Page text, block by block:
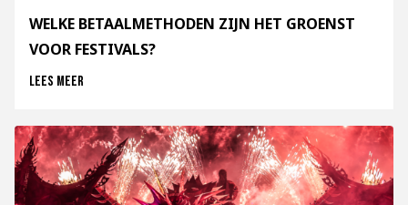
WELKE BETAALMETHODEN ZIJN HET GROENST
VOOR FESTIVALS?
Lees meer